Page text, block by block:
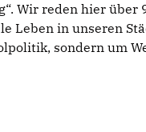
Wir reden hier
Leben in unseren
sondern um